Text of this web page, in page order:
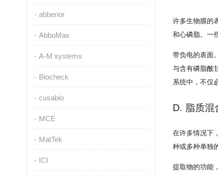
abberior
AbboMax
A-M systems
Biocheck
cusabio
MCE
MatTek
ICl
许多生物膜的
和心磷脂。 一
带负电的表面
与含有磷脂酰
系统中，不仅
D. 脂质混
在许多情况下
种或多种单独
提取物的功能